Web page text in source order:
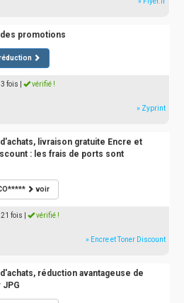
promotions
3 fois vérifié !
» Zyprint
livraison gratuite Encre et
: les frais de ports sont
voir
21 fois vérifié !
» Encre et Toner Discount
réduction avantageuse de
JPG